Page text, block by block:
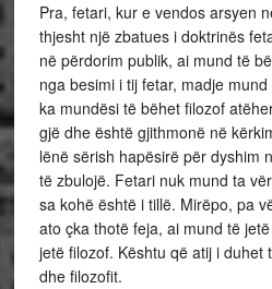
Pra, fetari, kur e vendos arsyen
thjesht një zbatues i doktrinës
në përdorim publik, ai mund të
nga besimi i tij fetar, madje
ka mundësi të bëhet filozof
gjë dhe është gjithmonë në
lënë sërish hapësirë për dyshim
të zbulojë. Fetari nuk mund ta
sa kohë është i tillë. Mirëpo, pa
ato çka thotë feja, ai mund të
jetë filozof. Kështu që atij i duhet
dhe filozofit.